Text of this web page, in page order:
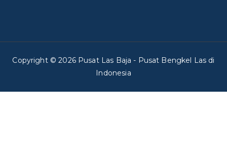
Copyright © 2026 Pusat Las Baja - Pusat Bengkel Las di
Indonesia